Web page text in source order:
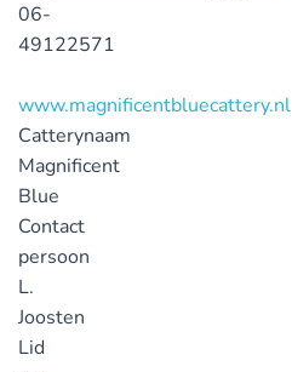
06-
49122571
www.magnificentbluecattery.nl
Catterynaam
Magnificent
Blue
Contact
persoon
L.
Joosten
Lid